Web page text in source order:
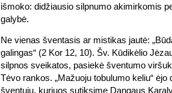
išmoko: didžiausio silpnumo akimirkomis
galybė.
Ne vienas šventasis ar mistikas jautė:
galingas“ (2 Kor 12, 10). Šv. Kūdikėlio
silpnos sveikatos, pasiekė šventumo
Tėvo rankos. „Mažuoju tobulumo keliu“ ėjo
šventųjų, kuriuos sutiksime Dangaus